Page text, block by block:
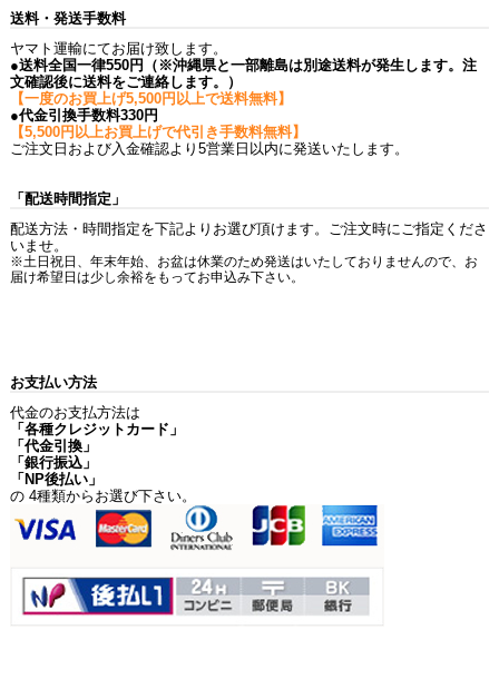
送料・発送手数料
ヤマト運輸にてお届け致します。
●送料全国一律550円（※沖縄県と一部離島は別途送料が発生します。注
文確認後に送料をご連絡します。）
【一度のお買上げ5,500円以上で送料無料】
●代金引換手数料330円
【5,500円以上お買上げで代引き手数料無料】
ご注文日および入金確認より5営業日以内に発送いたします。
「配送時間指定」
配送方法・時間指定を下記よりお選び頂けます。ご注文時にご指定くださ
いませ。
※土日祝日、年末年始、お盆は休業のため発送はいたしておりませんので、お
届け希望日は少し余裕をもってお申込み下さい。
お支払い方法
代金のお支払方法は
「各種クレジットカード」
「代金引換」
「銀行振込」
「NP後払い」
の 4種類からお選び下さい。